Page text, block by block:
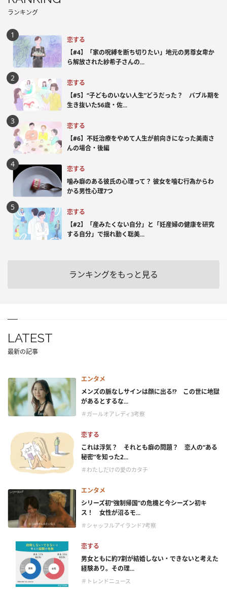
ランキング
恋する
【#4】「家の呪縛を断ち切りたい」地元の男尊女卑か
ら解放された紗希子さんの...
恋する
【#5】“子どものいない人生”どうだった？ バブル期を
生き抜いた56歳・佐...
恋する
【#6】不妊治療をやめて人生が前向きになった美南さ
んの場合・後編
恋する
噛み癖のある彼氏の心理って？ 彼女を噛む行為からわ
かる男性心理7つ
恋する
【#2】「産みたくない自分」と「妊産婦の健康を研究
する自分」で揺れ動く聡美...
ランキングをもっと見る
LATEST
最新の記事
エンタメ
メンズの脈なしサインは顔に出る!? この世に地獄
があるとするな...
＃ガールオアレディ3考察
恋する
これは浮気？ それとも癖の問題？ 恋人の“ある
秘密”を知った2...
＃わたしだけの愛のカタチ
エンタメ
シリーズ初“強制帰国”の危機と今シーズン初キ
ス！ 女性が沼るモ...
＃シャッフルアイランド7考察
恋する
男女ともに約7割が結婚しない・できないと考えた
経験あり。その理...
＃トレンドニュース